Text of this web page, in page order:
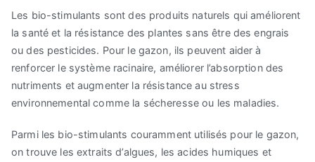
Les bio-stimulants sont des produits naturels qui améliorent
la santé et la résistance des plantes sans être des engrais
ou des pesticides. Pour le gazon, ils peuvent aider à
renforcer le système racinaire, améliorer l’absorption des
nutriments et augmenter la résistance au stress
environnemental comme la sécheresse ou les maladies.
Parmi les bio-stimulants couramment utilisés pour le gazon,
on trouve les extraits d’algues, les acides humiques et